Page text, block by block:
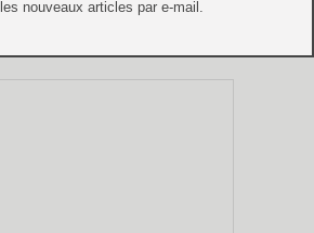
nouveaux articles par e-mail.